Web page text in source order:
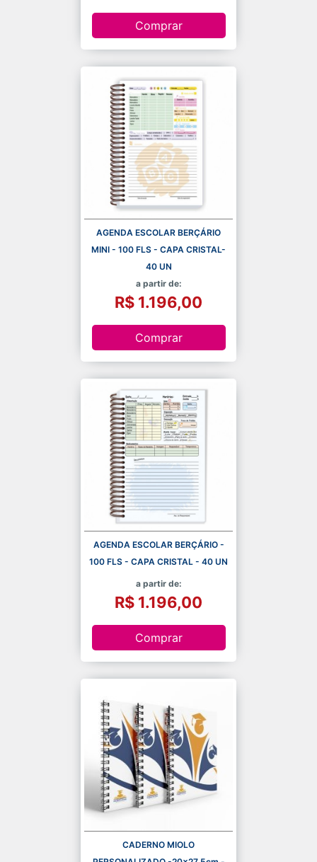
Comprar
AGENDA ESCOLAR BERÇÁRIO
MINI - 100 FLS - CAPA CRISTAL-
40 UN
a partir de:
R$ 1.196,00
Comprar
AGENDA ESCOLAR BERÇÁRIO -
100 FLS - CAPA CRISTAL - 40 UN
a partir de:
R$ 1.196,00
Comprar
CADERNO MIOLO